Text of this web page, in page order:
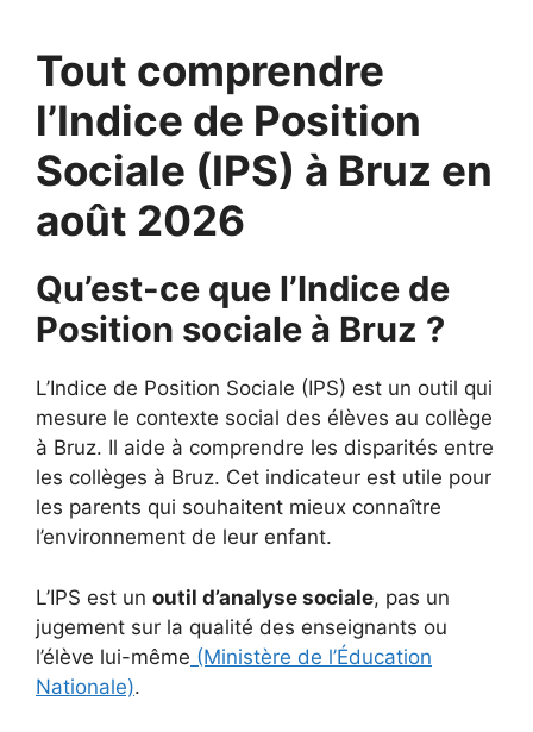
Tout comprendre
l’Indice de Position
Sociale (IPS) à Bruz en
août 2026
Qu’est-ce que l’Indice de
Position sociale à Bruz ?
L’Indice de Position Sociale (IPS) est un outil qui
mesure le contexte social des élèves au collège
à Bruz. Il aide à comprendre les disparités entre
les collèges à Bruz. Cet indicateur est utile pour
les parents qui souhaitent mieux connaître
l’environnement de leur enfant.
L’IPS est un outil d’analyse sociale, pas un
jugement sur la qualité des enseignants ou
l’élève lui-même (Ministère de l’Éducation
Nationale).